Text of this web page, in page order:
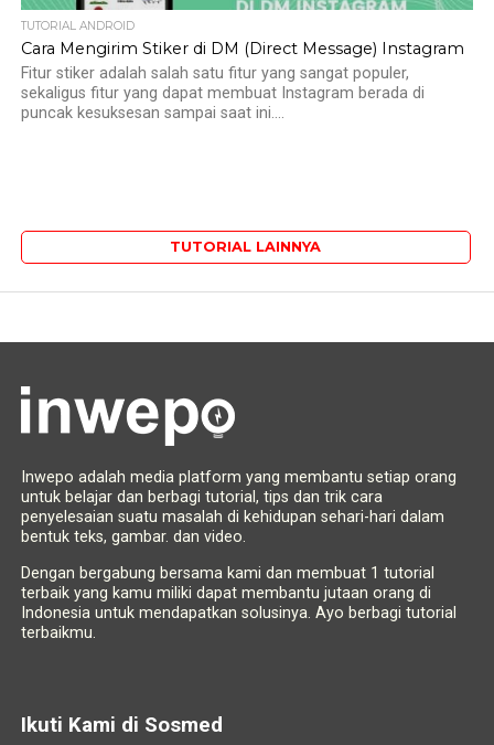
TUTORIAL ANDROID
Cara Mengirim Stiker di DM (Direct Message) Instagram
Fitur stiker adalah salah satu fitur yang sangat populer,
sekaligus fitur yang dapat membuat Instagram berada di
puncak kesuksesan sampai saat ini....
TUTORIAL LAINNYA
Inwepo adalah media platform yang membantu setiap orang
untuk belajar dan berbagi tutorial, tips dan trik cara
penyelesaian suatu masalah di kehidupan sehari-hari dalam
bentuk teks, gambar. dan video.
Dengan bergabung bersama kami dan membuat 1 tutorial
terbaik yang kamu miliki dapat membantu jutaan orang di
Indonesia untuk mendapatkan solusinya. Ayo berbagi tutorial
terbaikmu.
Ikuti Kami di Sosmed